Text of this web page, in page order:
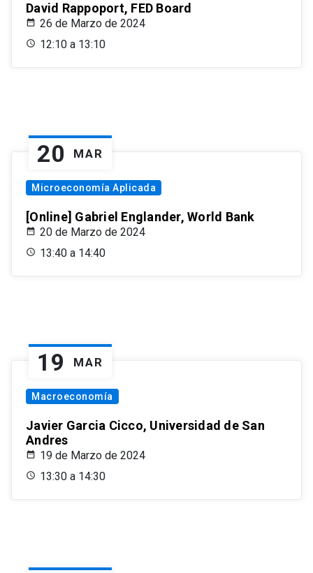
David Rappoport, FED Board
26 de Marzo de 2024
12:10 a 13:10
20 MAR
Microeconomía Aplicada
[Online] Gabriel Englander, World Bank
20 de Marzo de 2024
13:40 a 14:40
19 MAR
Macroeconomía
Javier Garcia Cicco, Universidad de San
Andres
19 de Marzo de 2024
13:30 a 14:30